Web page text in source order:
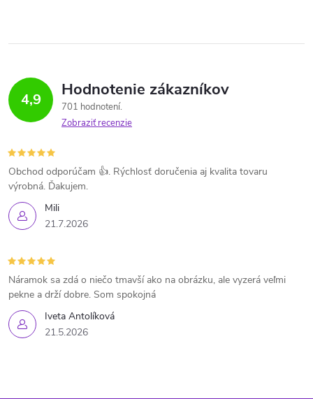
4,9 Hodnotenie zákazníkov
701 hodnotení
Zobraziť recenzie
Mili
21.7.2026
Obchod odporúčam 👍. Rýchlosť doručenia aj kvalita tovaru
výrobná. Ďakujem.
Iveta Antolíková
21.5.2026
Náramok sa zdá o niečo tmavší ako na obrázku, ale vyzerá veľmi
pekne a drží dobre. Som spokojná